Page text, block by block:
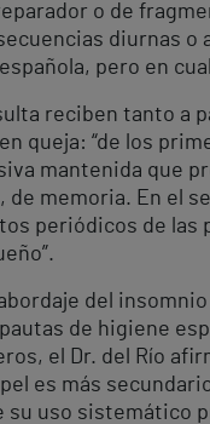
o de
diurnas
pero en
reciben tanto a
queja: “de los
mantenida que
memoria. En el
periódicos de las
del
de higiene
el Dr. del Río
es más
uso sistemático